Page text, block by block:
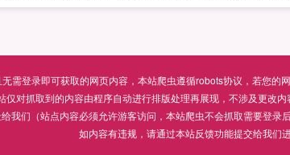
需登录即可获取的网页内容，本站爬虫遵循robots协议，若您的
仅对抓取到的内容由程序自动进行排版处理再展现，不涉及更改内
我们（站点内容必须允许游客访问，本站爬虫不会抓取需要登录
如内容有违规，请通过本站反馈功能提交给我们进